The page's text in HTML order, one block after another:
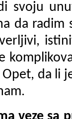
svoju
da radim
da li